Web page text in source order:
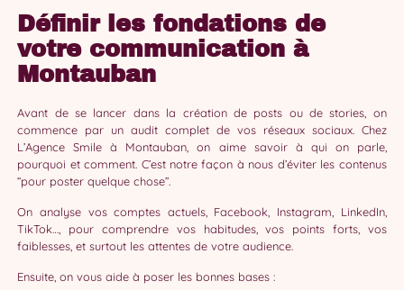
Définir les fondations de
votre communication à
Montauban
Avant de se lancer dans la création de posts ou de stories, on
commence par un audit complet de vos réseaux sociaux. Chez
L’Agence Smile à Montauban, on aime savoir à qui on parle,
pourquoi et comment. C’est notre façon à nous d’éviter les contenus
“pour poster quelque chose”.
On analyse vos comptes actuels, Facebook, Instagram, LinkedIn,
TikTok…, pour comprendre vos habitudes, vos points forts, vos
faiblesses, et surtout les attentes de votre audience.
Ensuite, on vous aide à poser les bonnes bases :